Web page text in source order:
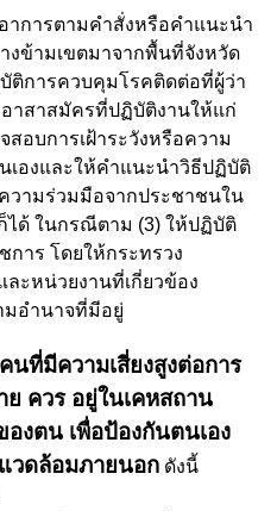
าการตามคำสั่งหรือคำแนะนำ
งข้ามเขตมาจากพื้นที่จังหวัด
ติการควบคุมโรคติดต่อที่ผู้ว่า
าสาสมัครที่ปฏิบัติงานให้แก่
สอบการเฝ้าระวังหรือความ
เองและให้คำแนะนำวิธีปฏิบัติ
ามร่วมมือจากประชาชนใน
ได้ ในกรณีตาม (3) ให้ปฏิบัติ
การ โดยให้กระทรวง
ะหน่วยงานที่เกี่ยวข้อง
อำนาจที่มีอยู่
ที่มีความเสี่ยงสูงต่อการ
ย ควร อยู่ในเคหสถาน
งตน เพื่อป้องกันตนเอง
วดล้อมภายนอกดังนี้